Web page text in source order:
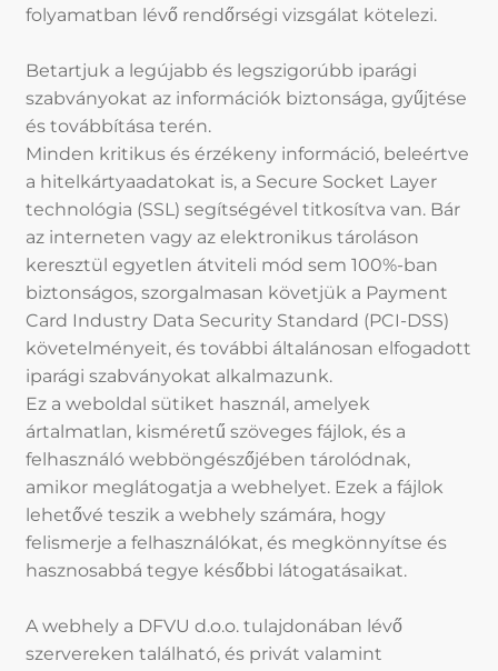
folyamatban lévő rendőrségi vizsgálat kötelezi.
Betartjuk a legújabb és legszigorúbb iparági
szabványokat az információk biztonsága, gyűjtése
és továbbítása terén.
Minden kritikus és érzékeny információ, beleértve
a hitelkártyaadatokat is, a Secure Socket Layer
technológia (SSL) segítségével titkosítva van. Bár
az interneten vagy az elektronikus tároláson
keresztül egyetlen átviteli mód sem 100%-ban
biztonságos, szorgalmasan követjük a Payment
Card Industry Data Security Standard (PCI-DSS)
követelményeit, és további általánosan elfogadott
iparági szabványokat alkalmazunk.
Ez a weboldal sütiket használ, amelyek
ártalmatlan, kisméretű szöveges fájlok, és a
felhasználó webböngészőjében tárolódnak,
amikor meglátogatja a webhelyet. Ezek a fájlok
lehetővé teszik a webhely számára, hogy
felismerje a felhasználókat, és megkönnyítse és
hasznosabbá tegye későbbi látogatásaikat.
A webhely a DFVU d.o.o. tulajdonában lévő
szervereken található, és privát valamint